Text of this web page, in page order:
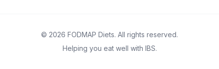
© 2026 FODMAP Diets. All rights reserved.
Helping you eat well with IBS.